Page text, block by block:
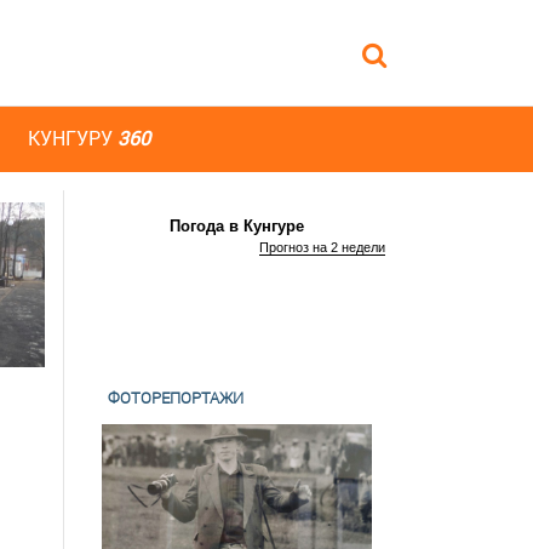
КУНГУРУ 360
Погода в Кунгуре
Прогноз на 2 недели
ФОТОРЕПОРТАЖИ